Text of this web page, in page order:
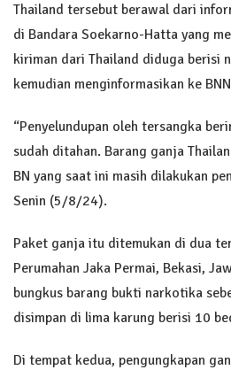
Thailand tersebut berawal dari
di Bandara Soekarno-Hatta yang
kiriman dari Thailand diduga berisi
kemudian menginformasikan ke
“Penyelundupan oleh tersangka
sudah ditahan. Barang ganja
BN yang saat ini masih dilakukan
Senin (5/8/24).
Paket ganja itu ditemukan di dua
Perumahan Jaka Permai, Bekasi,
bungkus barang bukti narkotika
disimpan di lima karung berisi 10
Di tempat kedua, pengungkapan